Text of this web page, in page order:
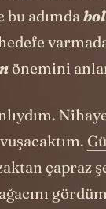
bu adımda
önemini
çapraz